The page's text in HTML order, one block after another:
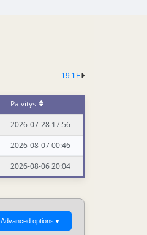
19.1E
Päivitys
2026-07-28 17:56
2026-08-07 00:46
2026-08-06 20:04
Advanced options ▼